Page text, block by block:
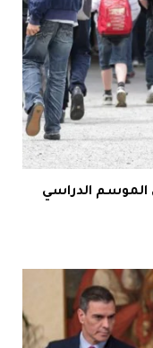
الموسم الدراسي